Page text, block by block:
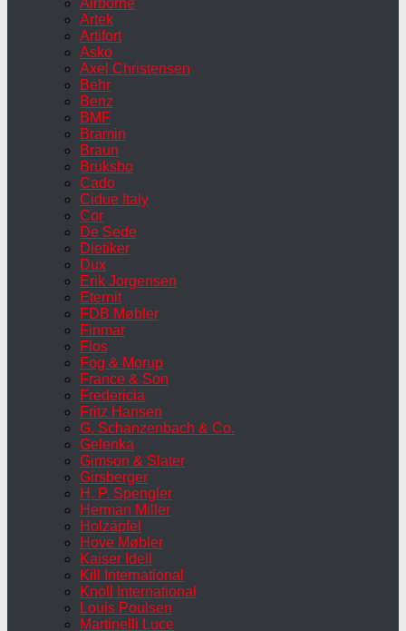
Artek
Artifort
Asko
Axel Christensen
Behr
Benz
BMF
Bramin
Braun
Bruksbo
Cado
Cidue Italy
Cor
De Sede
Dietiker
Dux
Erik Jorgensen
Eternit
FDB Møbler
Finmar
Flos
Fog & Morup
France & Son
Fredericia
Fritz Hansen
G. Schanzenbach & Co.
Gelenka
Gimson & Slater
Girsberger
H. P. Spengler
Herman Miller
Holzäpfel
Hove Møbler
Kaiser Idell
Kill International
Knoll International
Louis Poulsen
Martinelli Luce